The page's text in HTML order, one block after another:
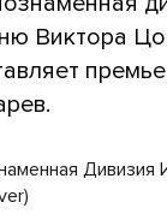
Виктора